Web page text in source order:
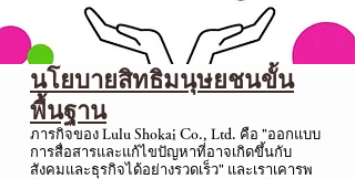
นโยบายสิทธิมนุษยชนขั้น
พื้นฐาน
ภารกิจของ Lulu Shokai Co., Ltd. คือ "ออกแบบ
การสื่อสารและแก้ไขปัญหาที่อาจเกิดขึ้นกับ
สังคมและธุรกิจได้อย่างรวดเร็ว" และเราเคารพ